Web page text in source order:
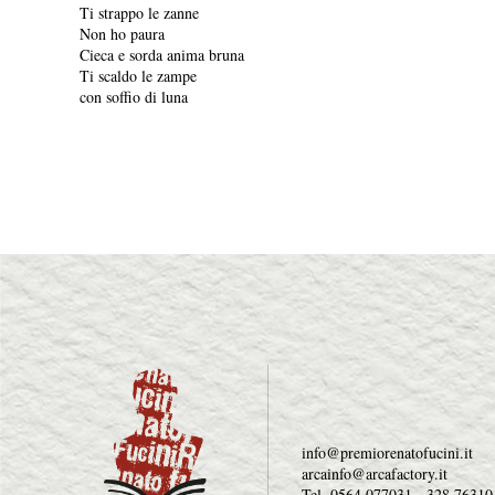
Ti strappo le zanne
Non ho paura
Cieca e sorda anima bruna
Ti scaldo le zampe
con soffio di luna
info@premiorenatofucini.it
arcainfo@arcafactory.it